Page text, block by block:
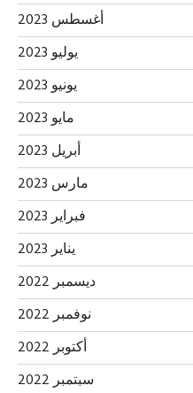
أغسطس 2023
يوليو 2023
يونيو 2023
مايو 2023
أبريل 2023
مارس 2023
فبراير 2023
يناير 2023
ديسمبر 2022
نوفمبر 2022
أكتوبر 2022
سبتمبر 2022